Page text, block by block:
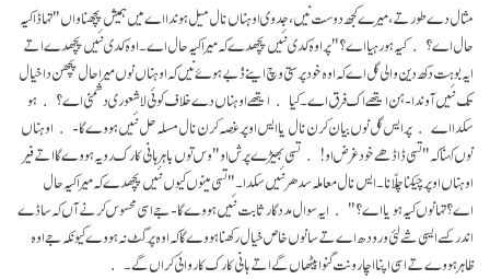
مثال دے طور تے، میرے کجھ دوست نیں، جد وی اوہناں نال میل ہوندا اے میں ہمیش پچھنا واں "تہاڈا کیہ
حال اے؟ کیہ ہو رہیا اے؟" پر اوہ کدی نئیں پچھدے کہ میرا کیہ حال اے۔ اوہ کدی نئیں پچھدے اتے
ایہ بوہت دکھ دین والی گل اے کہ اوہ خود پرستی وچ اینے ڈُبے ہوۓ نیں کہ اوہناں نوں میرا حال پچھن دا خیال
تک نئیں آوندا- ہن ایتھے اک فرق اے۔ کیا ایتھے اوہناں دے خلاف کوئی لاشعوری دشمنی اے؟ ہو
سکدا اے پر ایس گل نوں بیان کرن نال یا ایس اوپر غصہ کرن نال مسلہ حل نئیں ہووے گا- اوہناں
نوں کہنا کہ " تسی ڈاڈھے خود غرض او! تسی بھیڑے پرش او" وس توں باہر ہانی کارک رویہ ہووے گا اتے فیر
اوہناں اوپر چیکنا چلّانا۔ ایس نال معاملہ سدھر نئیں سکدا۔ " تسی مینوں کیوں نئیں پچھدے کہ میرا کیہ حال
اے؟ تہانوں کیہ ہویا اے؟" ایہ سوال مددگار ثابت نئیں ہووے گا- جے اسی محسوس کرنے آں کہ ساڈے
اندر کسے ایسی شے لئی ورودھ اے تے سانوں خاص خیال رکھنا ہووے گا کہ اوہ پرگٹ نہ ہووے کیونکہ جے اوہ
ظاہر ہووے تے اسی اپنا اچار ونت گنوا بیٹھاں گے اتے ہانی کارک کاروائی کراں گے۔